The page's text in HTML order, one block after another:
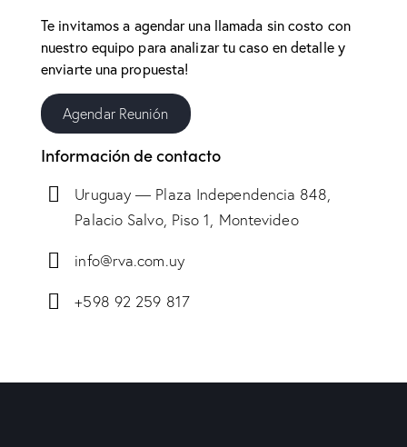
Te invitamos a agendar una llamada sin costo con
nuestro equipo para analizar tu caso en detalle y
enviarte una propuesta!
Agendar Reunión
Información de contacto
Uruguay — Plaza Independencia 848,
Palacio Salvo, Piso 1, Montevideo
info@rva.com.uy
+598 92 259 817